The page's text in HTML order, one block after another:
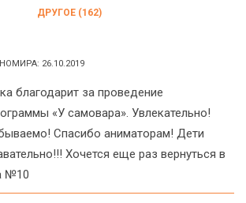
ДРУГОЕ (162)
26.10.2019
благодарит за проведение
«У самовара». Увлекательно!
Спасибо аниматорам! Дети
Хочется еще раз вернуться в
№10